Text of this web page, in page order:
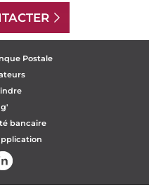
Postale
bancaire